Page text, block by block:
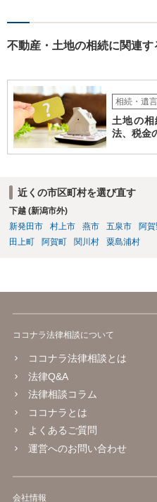
不動産・土地の相続に関連す
相続・遺言
土地の
法、税金
近くの市区町村を選び直す
下越 (新潟市外)
新発田市
村上市 燕市 五泉市 阿
田上町
阿賀町 関川村 粟島浦村
ココナラ法律相談について
ココナラ法律相談とは
法律Q&A
法律相談コラム
ココナラとは
よくあるご質問
運営へのお問い合わせ
会社情報